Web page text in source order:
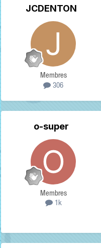
JCDENTON
Membres
306
o-super
Membres
1k